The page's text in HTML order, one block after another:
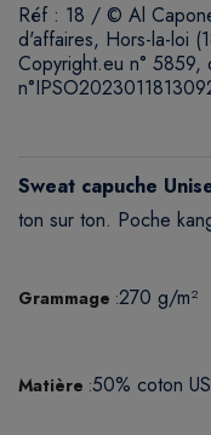
Réf : 18 / © Al
d'affaires, Hors-la-loi
Copyright.eu n° 5859,
Sweat capuche
ton sur ton. Poche
Grammage :270 g/m²
Matière :50% coton